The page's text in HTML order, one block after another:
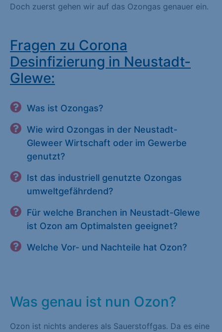
Doch zuerst gehen wir auf das Ozongas genauer ein.
Fragen zu Corona
Desinfizierung in Neustadt-
Glewe:
Was ist Ozongas?
Wie wird Ozongas in der Neustadt-
Gleweer Wirtschaft oder im Gewerbe
genutzt?
Ist das industriell genutzte Ozongas
umweltgefährdend?
Für welche Branchen in Neustadt-Glewe
ist Ozon am Optimalsten geeignet?
Welche Vor- und Nachteile hat Ozon?
Was genau ist nun Ozon?
Ozon ist nichts anderes als Sauerstoffgas. Da es eine